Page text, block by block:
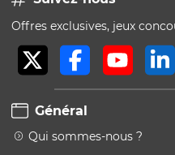
Offres exclusives, jeux
Général
Qui sommes-nous ?